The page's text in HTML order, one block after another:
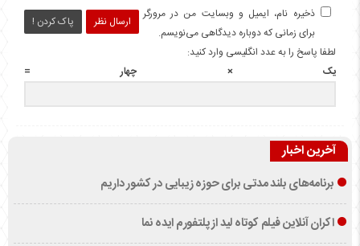
ارسال نظر پاک کردن !
ذخیره نام، ایمیل و وبسایت من در مرورگر
برای زمانی که دوباره دیدگاهی می‌نویسم.
لطفا پاسخ را به عدد انگلیسی وارد کنید:
یک × چهار =
آخرین اخبار
برنامه‌های بلند مدتی برای حوزه زیبایی در کشور داریم
اکران آنلاین فیلم کوتاه لید از پلتفورم ایده نما